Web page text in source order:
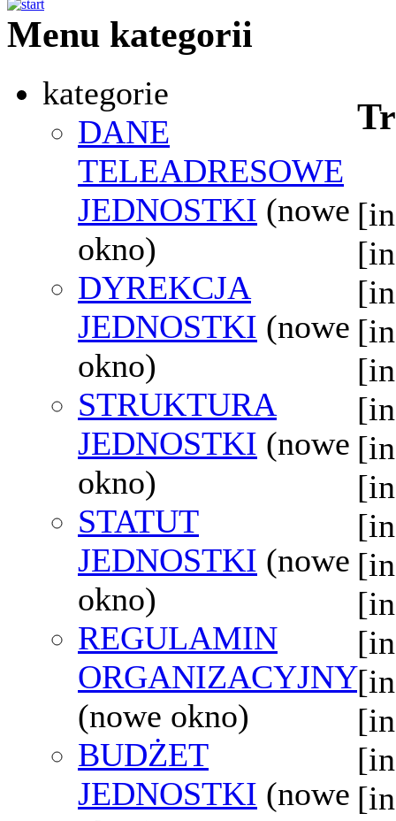
Menu kategorii
kategorie
DANE
TELEADRESOWE
JEDNOSTKI (nowe
okno)
DYREKCJA
JEDNOSTKI (nowe
okno)
STRUKTURA
JEDNOSTKI (nowe
okno)
STATUT
JEDNOSTKI (nowe
okno)
REGULAMIN
ORGANIZACYJNY
(nowe okno)
BUDŻET
JEDNOSTKI (nowe